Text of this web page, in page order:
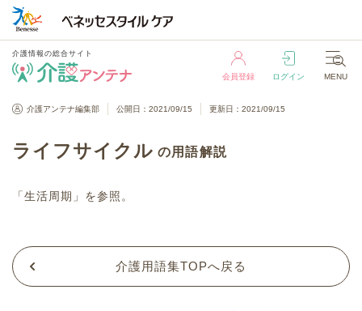
介護情報の総合サイト
会員登録 ログイン MENU
介護情報の総合サイト
介護アンテナ編集部 公開日：2021/09/15 更新日：2021/09/15
ライフサイクル の用語解説
「生活周期 」を参照。
介護用語集TOPへ戻る